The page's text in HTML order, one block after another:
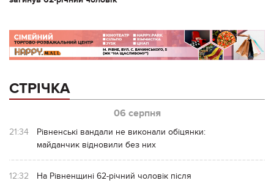
СТРІЧКА
06 серпня
21:34
Рівненські вандали не виконали обіцянки:
майданчик відновили без них
12:32
На Рівненщині 62-річний чоловік після